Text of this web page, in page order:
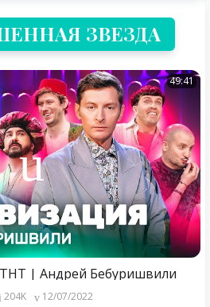
ЗВЕЗДА
49:41
| Андрей Бебуришвили
204K 12/07/2022